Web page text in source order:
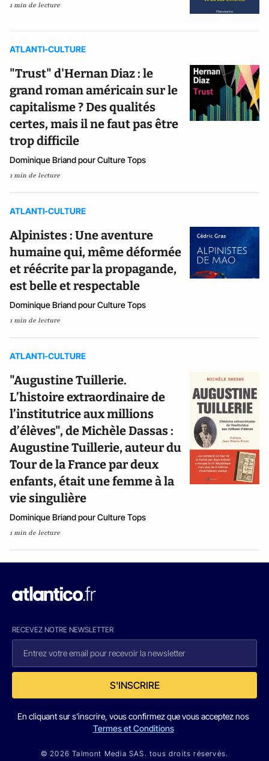
1 min de lecture
ATLANTI-CULTURE
"Trust" d'Hernan Diaz : le
grand roman américain sur le
capitalisme ? Des qualités
certes, mais il ne faut pas être
trop difficile
Dominique Briand pour Culture Tops
1 min de lecture
ATLANTI-CULTURE
Alpinistes : Une aventure
humaine qui, même déformée
et réécrite par la propagande,
est belle et respectable
Dominique Briand pour Culture Tops
1 min de lecture
ATLANTI-CULTURE
"Augustine Tuillerie.
L’histoire extraordinaire de
l’institutrice aux millions
d’élèves", de Michèle Dassas :
Augustine Tuillerie, auteur du
Tour de la France par deux
enfants, était une femme à la
vie singulière
Dominique Briand pour Culture Tops
1 min de lecture
RECEVEZ NOTRE NEWSLETTER
S'INSCRIRE
En cliquant sur s'inscrire, vous confirmez que vous acceptez nos
Termes et Conditions
© 2026 Talmont Media SAS. tous droits réservés.